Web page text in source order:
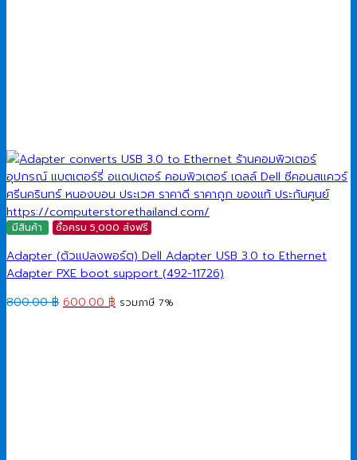
มีสินค้า ซื้อครบ 5,000 ส่งฟรี
Adapter (ตัวแปลงพอร์ต) Dell Adapter USB 3.0 to Ethernet
Adapter PXE boot support (492-11726)
800.00฿ Original
600.00 ฿ Current
รวมภาษี 7%